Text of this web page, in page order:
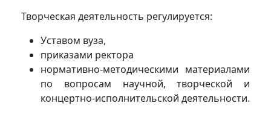
Творческая деятельность регулируется:
Уставом вуза,
приказами ректора
нормативно-методическими материалами
по вопросам научной, творческой и
концертно-исполнительской деятельности.